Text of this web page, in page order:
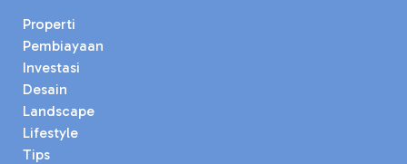
Properti
Pembiayaan
Investasi
Desain
Landscape
Lifestyle
Tips